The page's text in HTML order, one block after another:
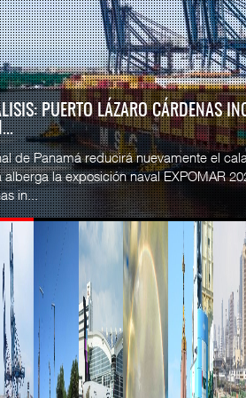
LICITA RED DE
de Trenes y Transporte Público
pública internacional para contratar el
Miguel Ángel Bres encabezará
seguridad en CON ...
07 AGO 2026
IT-ANÁLISIS: Puerto Lázaro
Cárdenas incorpora ...
06 AGO 2026
READ MORE
SSA
Esperanz
06 JUL
READ MORE
CICE
...
02 JUL
READ MORE
SSA
...
29 JUN
READ MORE